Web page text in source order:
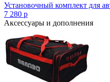
Установочный комплект для
7 280 p
Аксессуары и дополнения